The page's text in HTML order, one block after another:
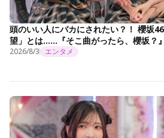
頭のいい人にバカにされたい？！ 櫻坂
望」とは……『そこ曲がったら、櫻坂？
2026/8/3 エンタメ